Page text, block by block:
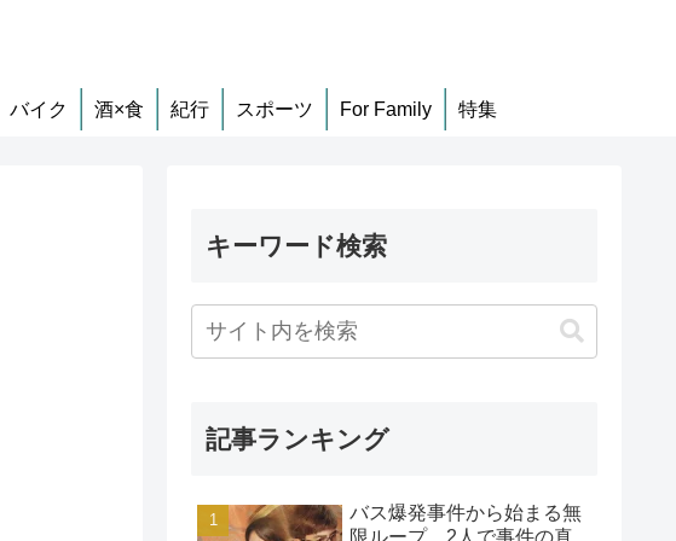
バイク 酒×食 紀行 スポーツ For Family 特集
キーワード検索
記事ランキング
バス爆発事件から始まる無
限ループ、2人で事件の真